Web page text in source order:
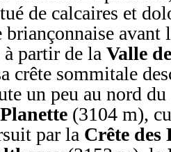
de calcaires et
briançonnaise avant
partir de la Valle
crête sommitale
un peu au nord du
(3104 m),
par la Crête des